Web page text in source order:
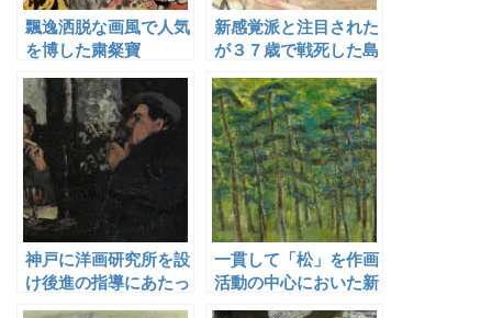
飄逸洒脱な画風で人気
を博した粛粲寶
新感覚派と注目された
が３７歳で戦死した島
崎鶏二
神戸に洋画研究所を設
け後進の指導にあたっ
た林重義
一貫して「松」を作画
活動の中心においた新
道繁